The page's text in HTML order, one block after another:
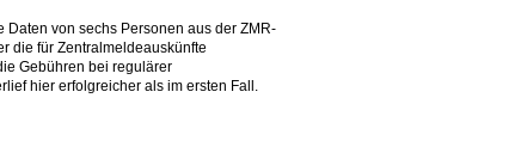
Daten von sechs Personen aus der ZMR-
die für Zentralmeldeauskünfte
Gebühren bei regulärer
hier erfolgreicher als im ersten Fall.